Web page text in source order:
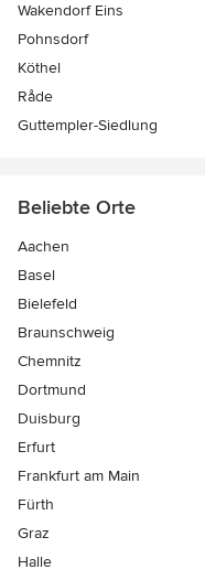
Wakendorf Eins
Pohnsdorf
Köthel
Råde
Guttempler-Siedlung
Beliebte Orte
Aachen
Basel
Bielefeld
Braunschweig
Chemnitz
Dortmund
Duisburg
Erfurt
Frankfurt am Main
Fürth
Graz
Halle